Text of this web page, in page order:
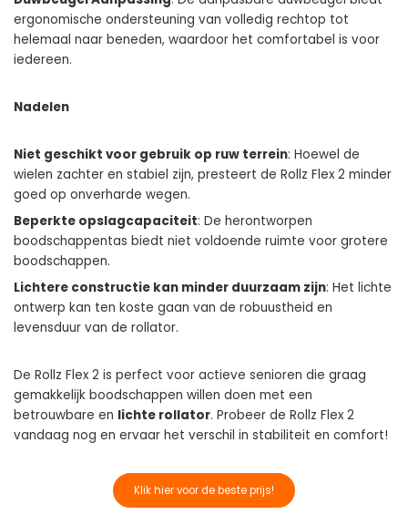
ergonomische ondersteuning van volledig rechtop tot
helemaal naar beneden, waardoor het comfortabel is voor
iedereen.
Nadelen
Niet geschikt voor gebruik op ruw terrein: Hoewel de
wielen zachter en stabiel zijn, presteert de Rollz Flex 2 minder
goed op onverharde wegen.
Beperkte opslagcapaciteit: De herontworpen
boodschappentas biedt niet voldoende ruimte voor grotere
boodschappen.
Lichtere constructie kan minder duurzaam zijn: Het lichte
ontwerp kan ten koste gaan van de robuustheid en
levensduur van de rollator.
De Rollz Flex 2 is perfect voor actieve senioren die graag
gemakkelijk boodschappen willen doen met een
betrouwbare en lichte rollator. Probeer de Rollz Flex 2
vandaag nog en ervaar het verschil in stabiliteit en comfort!
Klik hier voor de beste prijs!